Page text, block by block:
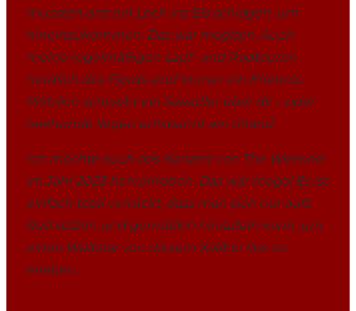
mussten erst ein Loch ins Eis schlagen, um
hineinzukommen. Das war magisch. Auch
meine regelmäßigen Lauf- und Radtouren
nördlich des Fjords sind immer ein Erlebnis.
Plötzlich schwebt ein Seeadler über dir – oder
Seehunde liegen entspannt am Strand.
Ich möchte auch das Konzert von The Weeknd
im Jahr 2023 hervorheben. Das war mega! Es ist
einfach total verrückt, dass man sich nur aufs
Rad setzen und gemütlich hinradeln kann, um
einen Weltstar von diesem Kaliber live zu
erleben.